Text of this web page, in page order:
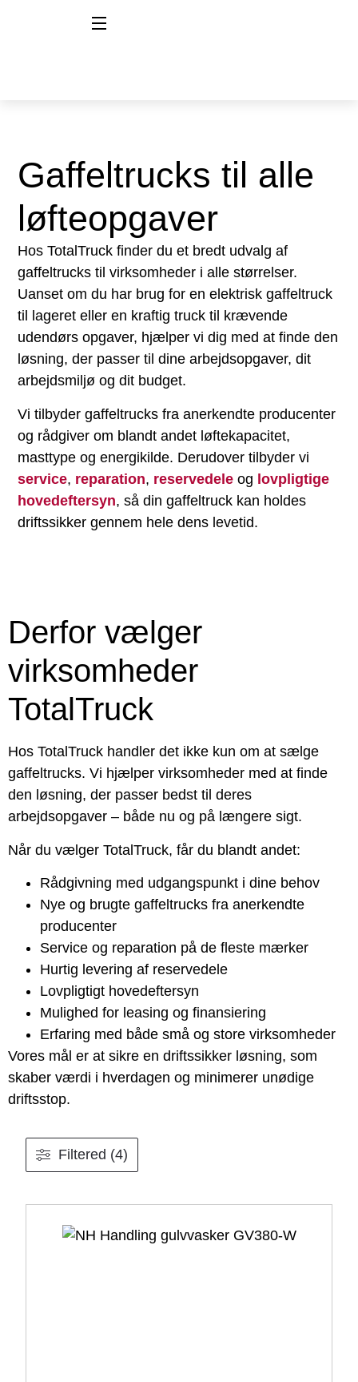
Gaffeltrucks til alle
løfteopgaver
Hos TotalTruck finder du et bredt udvalg af
gaffeltrucks til virksomheder i alle størrelser.
Uanset om du har brug for en elektrisk gaffeltruck
til lageret eller en kraftig truck til krævende
udendørs opgaver, hjælper vi dig med at finde den
løsning, der passer til dine arbejdsopgaver, dit
arbejdsmiljø og dit budget.
Vi tilbyder gaffeltrucks fra anerkendte producenter
og rådgiver om blandt andet løftekapacitet,
masttype og energikilde. Derudover tilbyder vi
service, reparation, reservedele og lovpligtige
hovedeftersyn, så din gaffeltruck kan holdes
driftssikker gennem hele dens levetid.
Derfor vælger
virksomheder
TotalTruck
Hos TotalTruck handler det ikke kun om at sælge
gaffeltrucks. Vi hjælper virksomheder med at finde
den løsning, der passer bedst til deres
arbejdsopgaver – både nu og på længere sigt.
Når du vælger TotalTruck, får du blandt andet:
Rådgivning med udgangspunkt i dine behov
Nye og brugte gaffeltrucks fra anerkendte
producenter
Service og reparation på de fleste mærker
Hurtig levering af reservedele
Lovpligtigt hovedeftersyn
Mulighed for leasing og finansiering
Erfaring med både små og store virksomheder
Vores mål er at sikre en driftssikker løsning, som
skaber værdi i hverdagen og minimerer unødige
driftsstop.
Filtered (4)